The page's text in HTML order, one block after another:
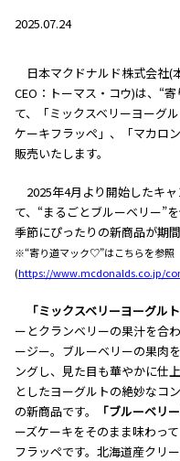
2025.07.24
日本マクドナルド株式会社
CEO：トーマス・コウ)は、“
て、「ミックスベリーヨーグ
ケーキフラッペ」、「マカロ
販売いたします。
2025年4月より開始したキ
て、“まるごとブルーベリー”
季節にぴったりの新商品が期
※“寄り道マック♡”はこちらを参照
(https://www.mcdonalds.co.jp/
「ミックスベリーヨーグル
ーとクランベリーの果汁を合
ージー。ブルーベリーの果肉
ングし、見た目も華やかに仕
としたヨーグルトの絶妙なコ
の新商品です。
「ブルーベリ
ーズケーキをそのまま味わっ
フラッペです。北海道産クリ